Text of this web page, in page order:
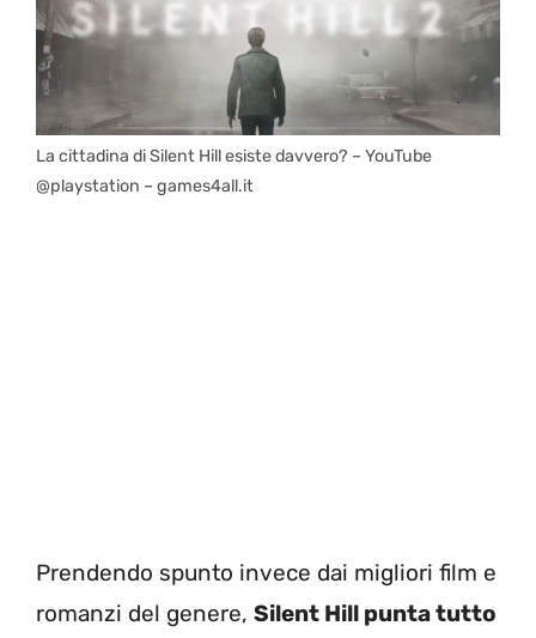
La cittadina di Silent Hill esiste davvero? – YouTube
@playstation – games4all.it
Prendendo spunto invece dai migliori film e
romanzi del genere, Silent Hill punta tutto